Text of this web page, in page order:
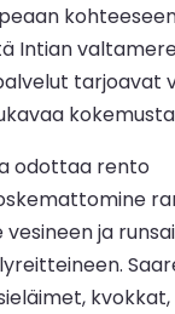
Intian
tarjoavat
odottaa rento
ja